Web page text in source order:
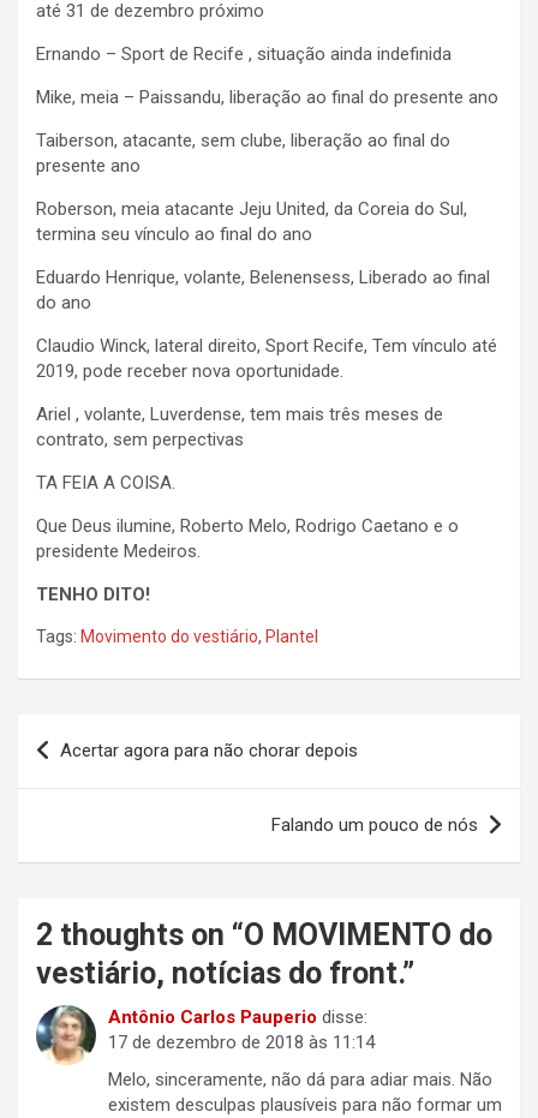
até 31 de dezembro próximo
Ernando – Sport de Recife , situação ainda indefinida
Mike, meia – Paissandu, liberação ao final do presente ano
Taiberson, atacante, sem clube, liberação ao final do
presente ano
Roberson, meia atacante Jeju United, da Coreia do Sul,
termina seu vínculo ao final do ano
Eduardo Henrique, volante, Belenensess, Liberado ao final
do ano
Claudio Winck, lateral direito, Sport Recife, Tem vínculo até
2019, pode receber nova oportunidade.
Ariel , volante, Luverdense, tem mais três meses de
contrato, sem perpectivas
TA FEIA A COISA.
Que Deus ilumine, Roberto Melo, Rodrigo Caetano e o
presidente Medeiros.
TENHO DITO!
Tags: Movimento do vestiário, Plantel
Navegação
de
Acertar agora para não chorar depois
Falando um pouco de nós
2 thoughts on “O MOVIMENTO do
vestiário, notícias do front.”
Antônio Carlos Pauperio disse:
17 de dezembro de 2018 às 11:14
Melo, sinceramente, não dá para adiar mais. Não
existem desculpas plausíveis para não formar um